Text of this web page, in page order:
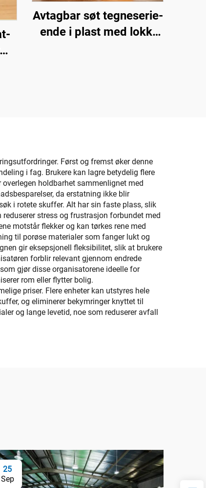
Avtagbar søt tegneserie-
ende i plast med lokk,
Først og fremst øker denne
i fag. Brukere kan lagre betydelig flere
holdbarhet sammenlignet med
da erstatning ikke blir
i rotete skuffer. Alt har sin faste plass, slik
stress og frustrasjon forbundet med
motstår flekker og kan tørkes rene med
til porøse materialer som fanger lukt og
gir eksepsjonell fleksibilitet, slik at brukere
forblir relevant gjennom endrede
gjør disse organisatorene ideelle for
rom eller flytter bolig.
priser. Flere enheter kan utstyres hele
og eliminerer bekymringer knyttet til
og lange levetid, noe som reduserer avfall
25
Sep